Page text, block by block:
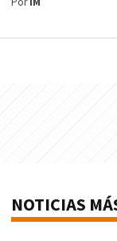
PorIM
NOTICIAS